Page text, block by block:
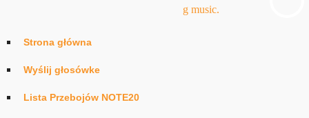
Strona główna
Wyślij głosówke
Lista Przebojów NOTE20